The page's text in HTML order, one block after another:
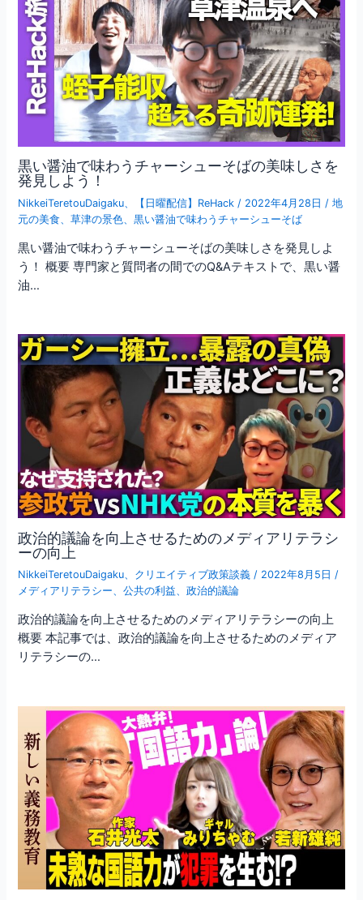
黒い醤油で味わうチャーシューそばの美味しさを
発見しよう！
NikkeiTeretouDaigaku 【日曜配信】ReHack / 2022年4月28日 /地
元の美食 、草津の景色 、黒い醤油で味わうチャーシューそば
黒い醤油で味わうチャーシューそばの美味しさを発見しよ
う！ 概要 専門家と質問者の間でのQ&Aテキストで、黒い醤
油…
政治的議論を向上させるためのメディアリテラシ
ーの向上
NikkeiTeretouDaigaku クリエイティブ政策談義 / 2022年8月5日 /
メディアリテラシー 、公共の利益 、政治的議論
政治的議論を向上させるためのメディアリテラシーの向上
概要 本記事では、政治的議論を向上させるためのメディア
リテラシーの…